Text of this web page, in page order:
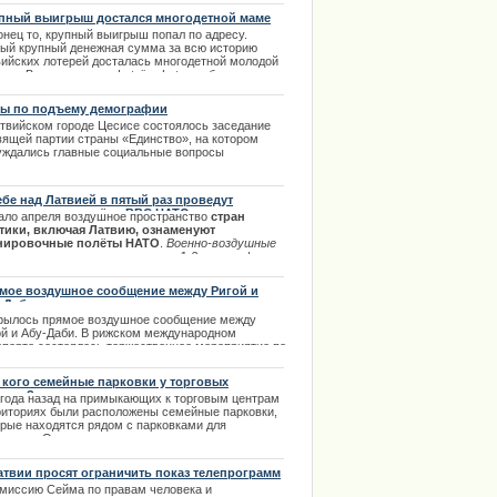
выигрыш достался многодетной маме
то, крупный выигрыш попал по адресу.
крупный денежная сумма за всю историю
лотерей досталась многодетной молодой
из Валкского края. Latvijas Loto сообщило, что
по подъему демографии
городе Цесисе состоялось заседание
партии страны «Единство», на котором
главные социальные вопросы
направления государственного
на 2014 год. | 10.10.2013
над Латвией в пятый раз проведут
полёты ВВС НАТО
апреля воздушное пространство стран
включая Латвию, ознаменуют
полёты НАТО Военно-воздушные
планируют провести учения 1-2 апреля.
|
воздушное сообщение между Ригой и
прямое воздушное сообщение между
и Абу-Даби. В рижском международном
состоялось торжественное мероприятие по
и.о. премьер-министра ЛР Валдис
государственные должностные лица,
руководство авиакомпании, крупные
и представители туристических
семейные парковки у торговых
назад на примыкающих к торговым центрам
были расположены семейные парковки,
находятся рядом с парковками для
Однако, на них все чаще можно встретить
просят ограничить показ телепрограмм
Сейма по правам человека и